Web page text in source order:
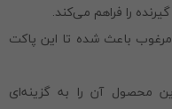
را فراهم می‌کند.
مرغوب باعث شده تا این پاکت
محصول آن را به گزینه‌ای